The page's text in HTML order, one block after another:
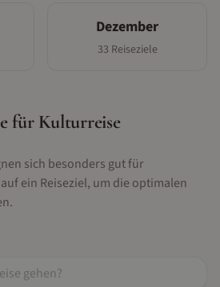
Dezember
33 Reiseziele
für Kulturreise
sich besonders gut für
ein Reiseziel, um die optimalen